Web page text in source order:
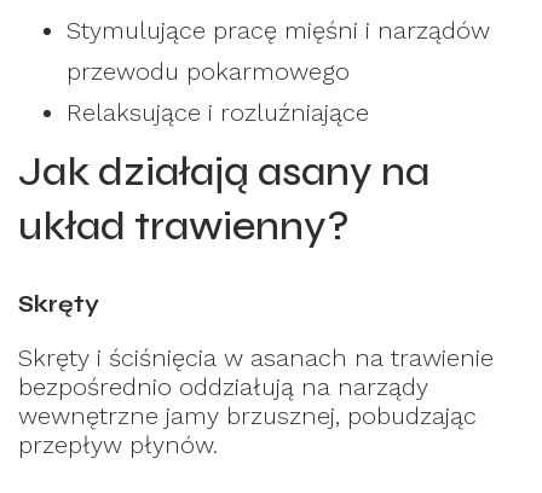
Stymulujące pracę mięśni i narządów
przewodu pokarmowego
Relaksujące i rozluźniające
Jak działają asany na
układ trawienny?
Skręty
Skręty i ściśnięcia w asanach na trawienie
bezpośrednio oddziałują na narządy
wewnętrzne jamy brzusznej, pobudzając
przepływ płynów.